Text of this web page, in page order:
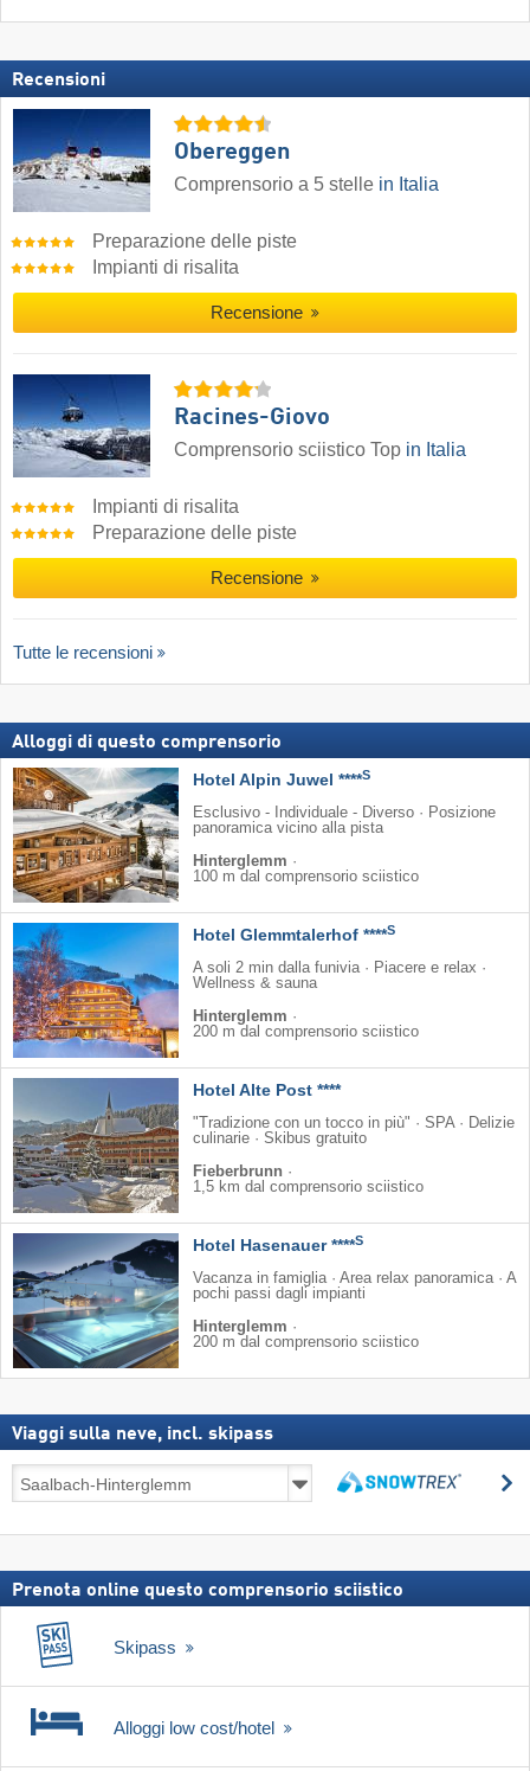
Recensioni
Obereggen
Comprensorio a 5 stelle in Italia
Preparazione delle piste
Impianti di risalita
Recensione
Racines-Giovo
Comprensorio sciistico Top in Italia
Impianti di risalita
Preparazione delle piste
Recensione
Tutte le recensioni
Alloggi di questo comprensorio
Hotel Alpin Juwel ****S
Esclusivo - Individuale - Diverso · Posizione
panoramica vicino alla pista
Hinterglemm ·
100 m dal comprensorio sciistico
Hotel Glemmtalerhof ****S
A soli 2 min dalla funivia · Piacere e relax ·
Wellness & sauna
Hinterglemm ·
200 m dal comprensorio sciistico
Hotel Alte Post ****
"Tradizione con un tocco in più" · SPA · Delizie
culinarie · Skibus gratuito
Fieberbrunn ·
1,5 km dal comprensorio sciistico
Hotel Hasenauer ****S
Vacanza in famiglia · Area relax panoramica · A
pochi passi dagli impianti
Hinterglemm ·
200 m dal comprensorio sciistico
Viaggi sulla neve, incl. skipass
Viaggi
sulla
incl.
Prenota online questo comprensorio sciistico
Skipass
Alloggi low cost/hotel